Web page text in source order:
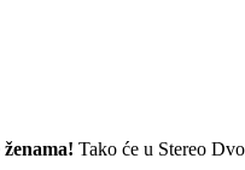
Tako će u Stereo